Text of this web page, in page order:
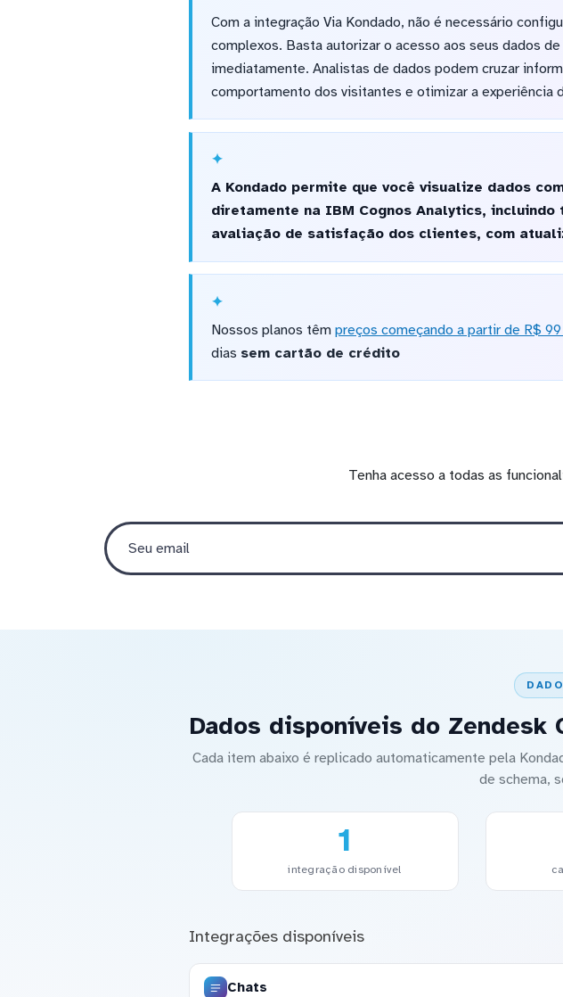
Com a integração Via Kondado, não é necessário
complexos. Basta autorizar o acesso aos seus dados
imediatamente. Analistas de dados podem cruzar
comportamento dos visitantes e otimizar a experiência
A Kondado permite que você visualize dados
diretamente na IBM Cognos Analytics,
avaliação de satisfação dos clientes, com
Nossos planos têm preços começando a partir de R$ 99
dias sem cartão de crédito
Tenha acesso a todas as
Dados disponíveis do Zendesk
Cada item abaixo é replicado automaticamente pela
de schema,
1
integração disponível
Integrações disponíveis
Chats